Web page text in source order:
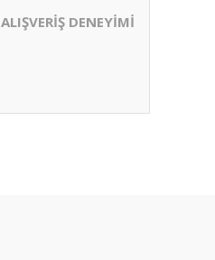
ALIŞVERİŞ DENEYİMİ